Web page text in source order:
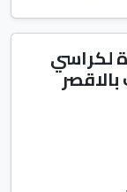
لكراسي